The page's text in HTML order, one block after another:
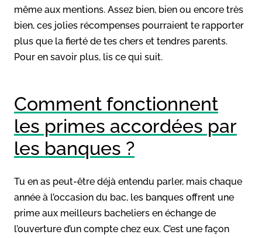
même aux mentions. Assez bien, bien ou encore très
bien, ces jolies récompenses pourraient te rapporter
plus que la fierté de tes chers et tendres parents.
Pour en savoir plus, lis ce qui suit.
Comment fonctionnent
les primes accordées par
les banques ?
Tu en as peut-être déjà entendu parler, mais chaque
année à l’occasion du bac, les banques offrent une
prime aux meilleurs bacheliers en échange de
l’ouverture d’un compte chez eux. C’est une façon